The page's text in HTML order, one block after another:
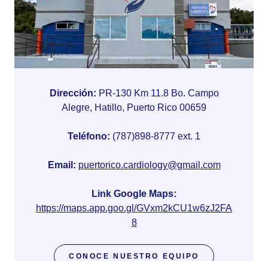
Dirección: PR-130 Km 11.8 Bo. Campo
Alegre, Hatillo, Puerto Rico 00659
Teléfono: (787)898-8777 ext. 1
Email: puertorico.cardiology@gmail.com
Link Google Maps:
https://maps.app.goo.gl/GVxm2kCU1w6zJ2FA
8
CONOCE NUESTRO EQUIPO